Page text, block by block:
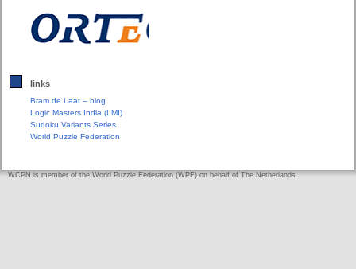
links
Bram de Laat – blog
Logic Masters India (LMI)
Sudoku Variants Series
World Puzzle Federation
WCPN is member of the World Puzzle Federation (WPF) on behalf of The Netherlands.